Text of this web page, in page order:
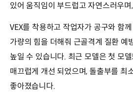
있어 움직임이 부드럽고 자연스러우
VEX를 착용하고 작업자가 공구와 함
가량의 힘을 더해줘 근골격계 질환 예
높일 수 있습니다. 최근 모델은 첫 모
매끄럽게 개선 되었으며, 돌출부를 최
좋아졌습니다.